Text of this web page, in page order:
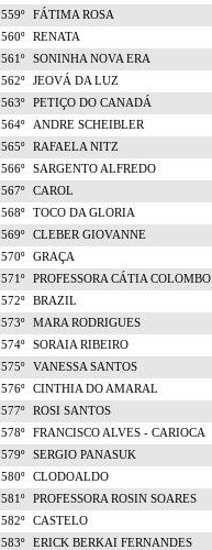
559º
FÁTIMA ROSA
560º
RENATA
561º
SONINHA NOVA ERA
562º
JEOVÁ DA LUZ
563º
PETIÇO DO CANADÁ
564º
ANDRE SCHEIBLER
565º
RAFAELA NITZ
566º
SARGENTO ALFREDO
567º
CAROL
568º
TOCO DA GLORIA
569º
CLEBER GIOVANNE
570º
GRAÇA
571º
PROFESSORA CÁTIA COLOMBO
572º
BRAZIL
573º
MARA RODRIGUES
574º
SORAIA RIBEIRO
575º
VANESSA SANTOS
576º
CINTHIA DO AMARAL
577º
ROSI SANTOS
578º
FRANCISCO ALVES - CARIOCA
579º
SERGIO PANASUK
580º
CLODOALDO
581º
PROFESSORA ROSIN SOARES
582º
CASTELO
583º
ERICK BERKAI FERNANDES